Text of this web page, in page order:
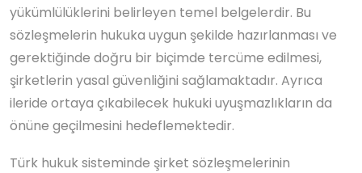
yükümlülüklerini belirleyen temel belgelerdir. Bu
sözleşmelerin hukuka uygun şekilde hazırlanması ve
gerektiğinde doğru bir biçimde tercüme edilmesi,
şirketlerin yasal güvenliğini sağlamaktadır. Ayrıca
ileride ortaya çıkabilecek hukuki uyuşmazlıkların da
önüne geçilmesini hedeflemektedir.
Türk hukuk sisteminde şirket sözleşmelerinin